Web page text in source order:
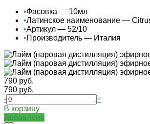
•Фасовка — 10мл
•Латинское наименование —
•Артикул — 52/10
•Производитель — Италия
790 руб.
790 руб.
-
+
В корзину
Добавлено